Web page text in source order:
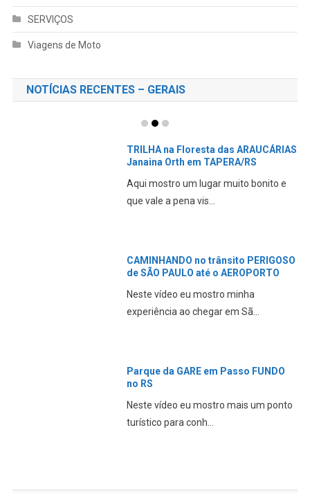
SERVIÇOS
Viagens de Moto
NOTÍCIAS RECENTES – GERAIS
TRILHA na Floresta das ARAUCÁRIAS
Janaina Orth em TAPERA/RS
Aqui mostro um lugar muito bonito e
que vale a pena vis...
CAMINHANDO no trânsito PERIGOSO
de SÃO PAULO até o AEROPORTO
Neste vídeo eu mostro minha
experiência ao chegar em Sã...
Parque da GARE em Passo FUNDO
no RS
Neste vídeo eu mostro mais um ponto
turístico para conh...